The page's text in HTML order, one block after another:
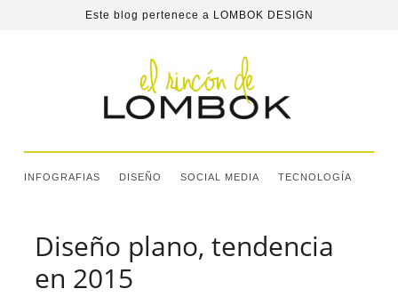
Este blog pertenece a LOMBOK DESIGN
INFOGRAFIAS DISEÑO SOCIAL MEDIA TECNOLOGÍA
Diseño plano, tendencia
en 2015